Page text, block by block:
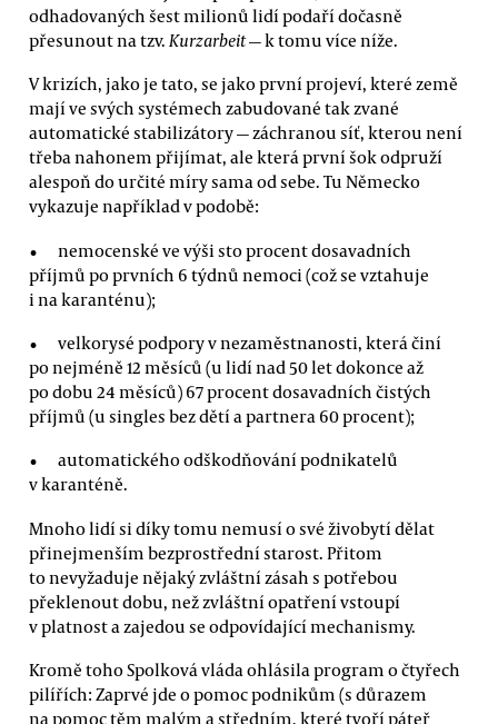
odhadovaných šest milionů lidí podaří dočasně
přesunout na tzv. Kurzarbeit— k tomu více níže.
V krizích, jako je tato, se jako první projeví, které země
mají ve svých systémech zabudované tak zvané
automatické stabilizátory — záchranou síť, kterou není
třeba nahonem přijímat, ale která první šok odpruží
alespoň do určité míry sama od sebe. Tu Německo
vykazuje například v podobě:
nemocenské ve výši sto procent dosavadních
příjmů po prvních 6 týdnů nemoci (což se vztahuje
i na karanténu);
velkorysé podpory v nezaměstnanosti, která činí
po nejméně 12 měsíců (u lidí nad 50 let dokonce až
po dobu 24 měsíců) 67 procent dosavadních čistých
příjmů (u singles bez dětí a partnera 60 procent);
automatického odškodňování podnikatelů
v karanténě.
Mnoho lidí si díky tomu nemusí o své živobytí dělat
přinejmenším bezprostřední starost. Přitom
to nevyžaduje nějaký zvláštní zásah s potřebou
překlenout dobu, než zvláštní opatření vstoupí
v platnost a zajedou se odpovídající mechanismy.
Kromě toho Spolková vláda ohlásila program o čtyřech
pilířích: Zaprvé jde o pomoc podnikům (s důrazem
na pomoc těm malým a středním, které tvoří páteř